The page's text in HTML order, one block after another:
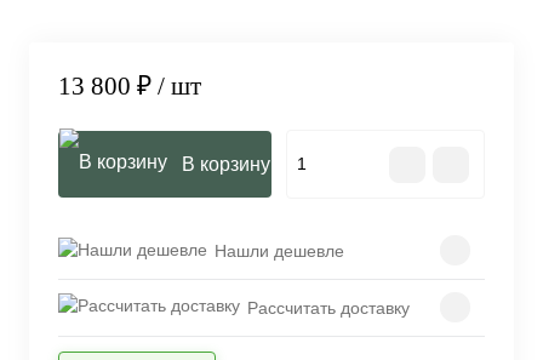
13 800 ₽ / шт
В корзину
Нашли дешевле
Рассчитать доставку